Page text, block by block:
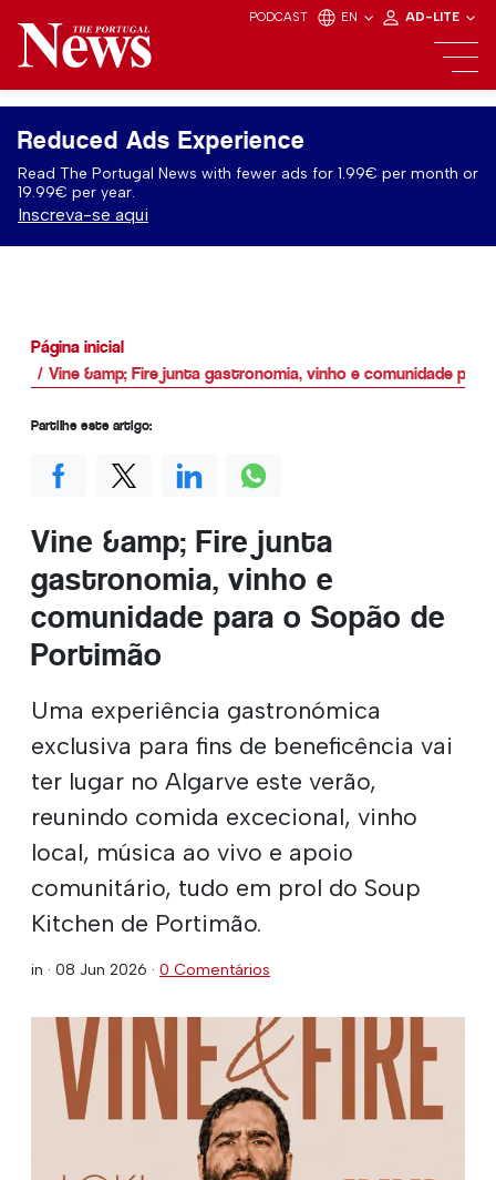
PODCAST EN AD-LITE
Reduced Ads Experience
Read The Portugal News with fewer ads for 1.99€ per month or
19.99€ per year.
Inscreva-se aqui
Página inicial
Vine &amp; Fire junta gastronomia, vinho e comunidade
Vine &amp; Fire junta
gastronomia, vinho e
comunidade para o Sopão de
Portimão
Uma experiência gastronómica
exclusiva para fins de beneficência vai
ter lugar no Algarve este verão,
reunindo comida excecional, vinho
local, música ao vivo e apoio
comunitário, tudo em prol do Soup
Kitchen de Portimão.
in · 08 Jun 2026 · 0 Comentários
Partilhe este artigo: